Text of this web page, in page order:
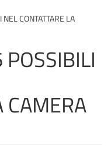
CONTATTARE LA
CAMERA